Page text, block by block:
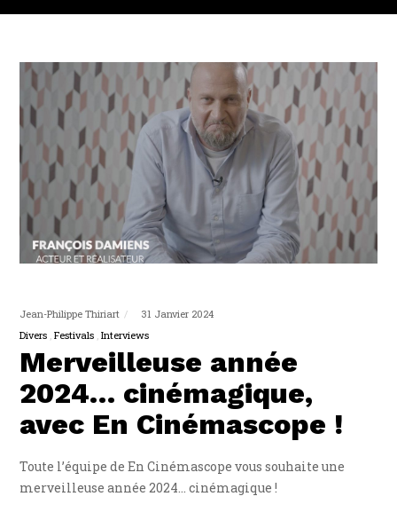
Jean-Philippe Thiriart
31 Janvier 2024
Divers Festivals Interviews
Merveilleuse année
2024… cinémagique,
avec En Cinémascope !
Toute l’équipe de En Cinémascope vous souhaite une
merveilleuse année 2024… cinémagique !